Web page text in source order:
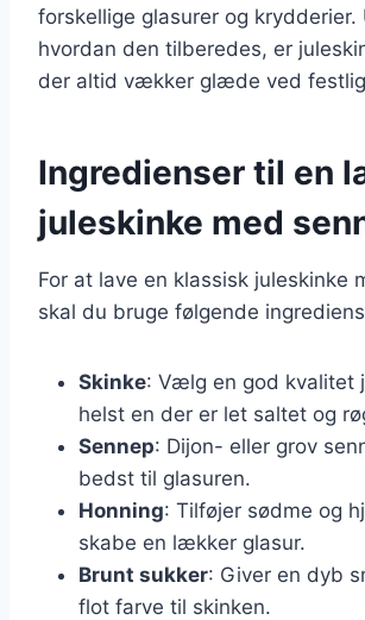
forskellige glasurer og krydderier.
hvordan den tilberedes, er
der altid vækker glæde ved
Ingredienser til en
juleskinke med
For at lave en klassisk juleskinke
skal du bruge følgende
Skinke: Vælg en god kvalitet
helst en der er let saltet og
Sennep: Dijon- eller grov
bedst til glasuren.
Honning: Tilføjer sødme og
skabe en lækker glasur.
Brunt sukker: Giver en dyb
flot farve til skinken.